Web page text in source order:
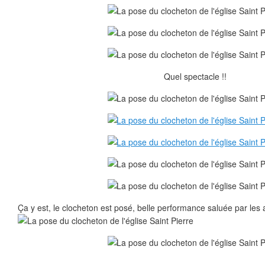
Quel spectacle !!
Ça y est, le clocheton est posé, belle performance saluée par les